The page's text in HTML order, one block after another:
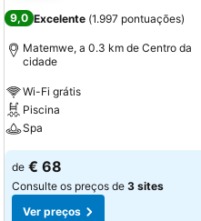
9,0 Excelente (1.997 pontuações)
Matemwe, a 0.3 km de Centro da
cidade
Wi-Fi grátis
Piscina
Spa
de € 68
Consulte os preços de 3 sites
Ver preços